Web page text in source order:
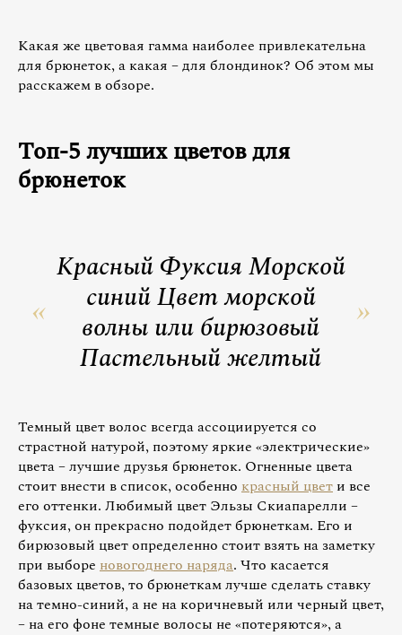
Какая же цветовая гамма наиболее привлекательна
для брюнеток, а какая – для блондинок? Об этом мы
расскажем в обзоре.
Топ-5 лучших цветов для
брюнеток
Красный Фуксия Морской
синий Цвет морской
волны или бирюзовый
Пастельный желтый
Темный цвет волос всегда ассоциируется со
страстной натурой, поэтому яркие «электрические»
цвета – лучшие друзья брюнеток. Огненные цвета
стоит внести в список, особенно красный цвет и все
его оттенки. Любимый цвет Эльзы Скиапарелли –
фуксия, он прекрасно подойдет брюнеткам. Его и
бирюзовый цвет определенно стоит взять на заметку
при выборе новогоднего наряда. Что касается
базовых цветов, то брюнеткам лучше сделать ставку
на темно-синий, а не на коричневый или черный цвет,
– на его фоне темные волосы не «потеряются», а